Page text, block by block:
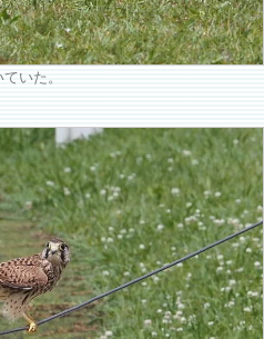
いた。